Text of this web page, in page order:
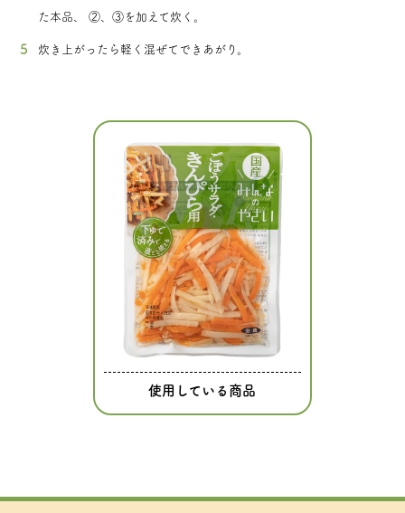
た本品、 ②、③を加えて炊く。
炊き上がったら軽く混ぜてできあがり。
使用している商品